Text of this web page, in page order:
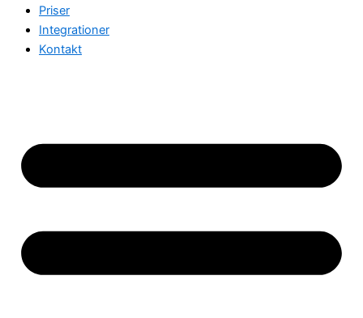
Priser
Integrationer
Kontakt